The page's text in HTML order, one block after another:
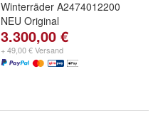
Winterräder A2474012200
NEU Original
3.300,00 €
+ 49,00 € Versand